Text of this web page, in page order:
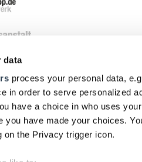
data
process your personal data,
in order to serve personalized
have a choice in who uses
you have made your choices.
on the Privacy trigger icon.